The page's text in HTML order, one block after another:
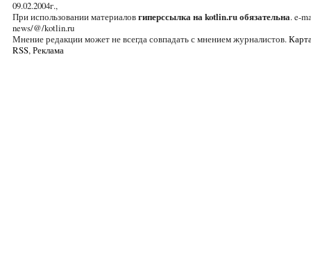
09.02.2004г.,
При использовании материаловгиперссылка на kotlin.ru обязательна. e-
news/@/kotlin.ru
Мнение редакции может не всегда совпадать с мнением журналистов.
RSS,Реклама